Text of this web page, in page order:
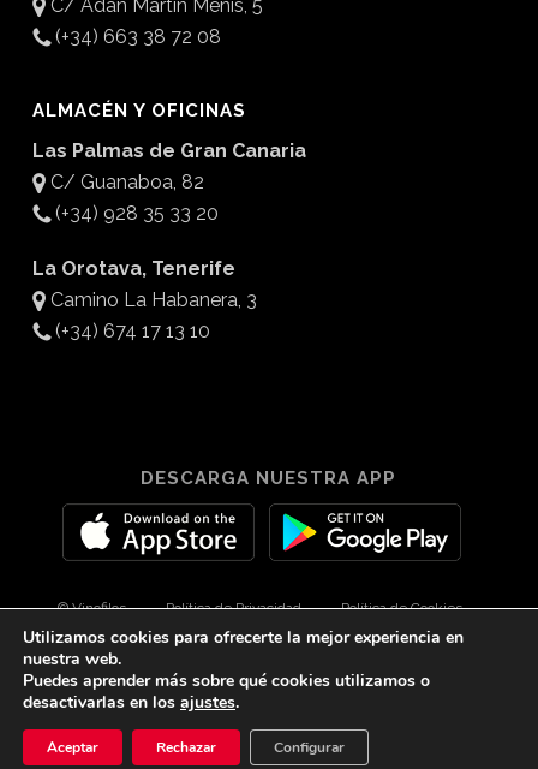
C/ Adán Martín Menis, 5
(+34) 663 38 72 08
ALMACÉN Y OFICINAS
Las Palmas de Gran Canaria
C/ Guanaboa, 82
(+34) 928 35 33 20
La Orotava, Tenerife
Camino La Habanera, 3
(+34) 674 17 13 10
DESCARGA NUESTRA APP
© Vinofilos Política de Privacidad Política de Cookies
Aviso Legal Diseño por 3Com Maketing
facebookyoutube
Utilizamos cookies para ofrecerte la mejor experiencia en
nuestra web.
Puedes aprender más sobre qué cookies utilizamos o
desactivarlas en los ajustes.
Aceptar Rechazar Configurar